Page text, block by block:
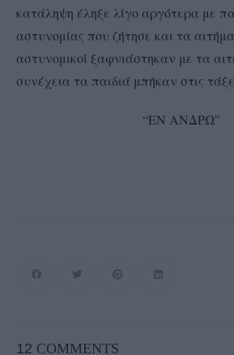
κατάληψη έληξε λίγο αργότερα με
αστυνομίας που ζήτησε και τα
αστυνομικοί ξαφνιάστηκαν με τα
συνέχεια τα παιδιά μπήκαν στις
“ΕΝ ΑΝΔΡΩ”
12 COMMENTS